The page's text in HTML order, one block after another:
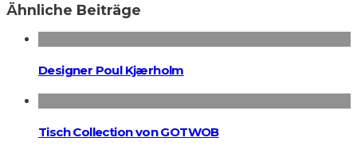
Ähnliche Beiträge
Designer Poul Kjærholm
Tisch Collection von GOTWOB